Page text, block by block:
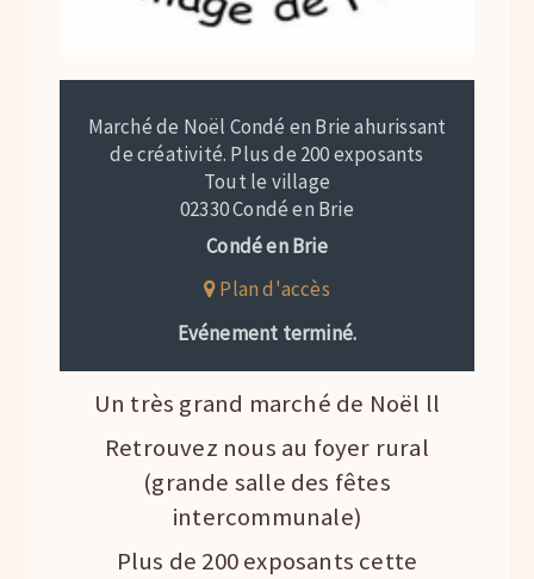
Marché de Noël Condé en Brie ahurissant
de créativité. Plus de 200 exposants
Tout le village
02330 Condé en Brie
Condé en Brie
Plan d'accès
Evénement terminé.
Un très grand marché de Noël ll
Retrouvez nous au foyer rural
(grande salle des fêtes
intercommunale)
Plus de 200 exposants cette